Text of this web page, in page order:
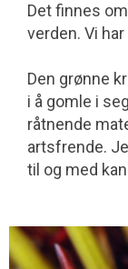
Det finnes
verden. Vi
Den grønne
i å gomle i
råtnende
artsfrende.
til og med